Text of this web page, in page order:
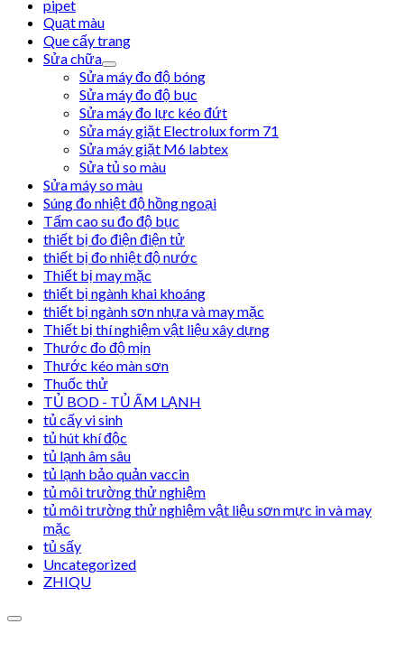
pipet
Quạt màu
Que cấy trang
Sửa chữa
Sửa máy đo độ bóng
Sửa máy đo độ bục
Sửa máy đo lực kéo đứt
Sửa máy giặt Electrolux form 71
Sửa máy giặt M6 labtex
Sửa tủ so màu
Sửa máy so màu
Súng đo nhiệt độ hồng ngoại
Tấm cao su đo độ bục
thiết bị đo điện điện tử
thiết bị đo nhiệt độ nước
Thiết bị may mặc
thiết bị ngành khai khoáng
thiết bị ngành sơn nhựa và may mặc
Thiết bị thí nghiệm vật liệu xây dựng
Thước đo độ mịn
Thước kéo màn sơn
Thuốc thử
TỦ BOD - TỦ ẤM LẠNH
tủ cấy vi sinh
tủ hút khí độc
tủ lạnh âm sâu
tủ lạnh bảo quản vaccin
tủ môi trường thử nghiệm
tủ môi trường thử nghiệm vật liệu sơn mực in và may
mặc
tủ sấy
Uncategorized
ZHIQU